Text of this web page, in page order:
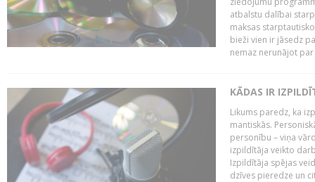
atbalstu dalībai
maksas
bieži vien ir jāsedz
nemaz nerunājot
KĀDAS IR
Likums paredz, ka
mantiskās.
personību – viņa
izpildītāja veikto
Izpildītāja spējas
dzīves pieredze un